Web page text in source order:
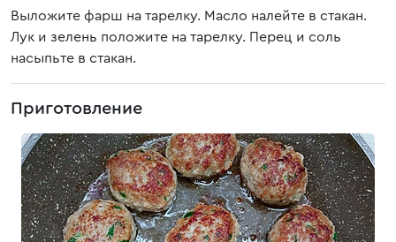
Выложите фарш на тарелку. Масло налейте в стакан.
Лук и зелень положите на тарелку. Перец и соль
насыпьте в стакан.
Приготовление